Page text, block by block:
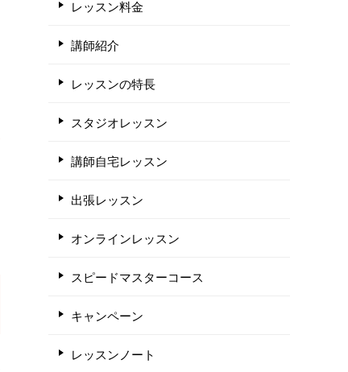
レッスン料金
講師紹介
レッスンの特長
スタジオレッスン
講師自宅レッスン
出張レッスン
オンラインレッスン
スピードマスターコース
キャンペーン
レッスンノート